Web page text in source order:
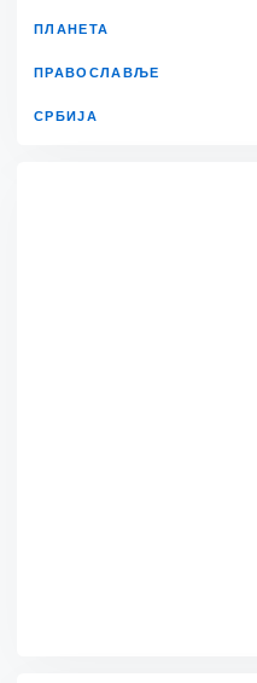
ПЛАНЕТА
ПРАВОСЛАВЉЕ
СРБИЈА